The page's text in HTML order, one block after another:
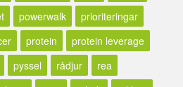
powerwalk
prioriteringar
protein
protein leverage
pyssel rådjur
rea